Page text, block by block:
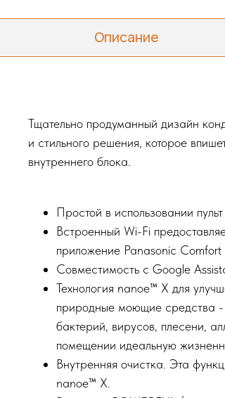
Описание
Тщательно продуманный дизайн
и стильного решения, которое
внутреннего блока.
Простой в использовании
Встроенный Wi-Fi
приложение Panasonic Comfort
Совместимость с Google
Технология nanoe™ X для
природные моющие средства -
бактерий, вирусов, плесени,
помещении идеальную
Внутренняя очистка. Эта
nanoe™ X.